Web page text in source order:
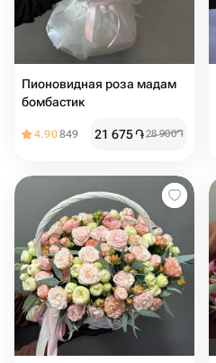
Пионовидная роза мадам
бомбастик ️
4.90849 21 675֏28 900֏